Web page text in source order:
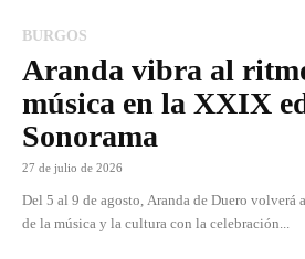
BURGOS
Aranda vibra al
música en la XXIX
Sonorama
27 de julio de 2026
Del 5 al 9 de agosto, Aranda de Duero volverá
de la música y la cultura con la celebración...